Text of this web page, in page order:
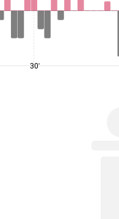
30'